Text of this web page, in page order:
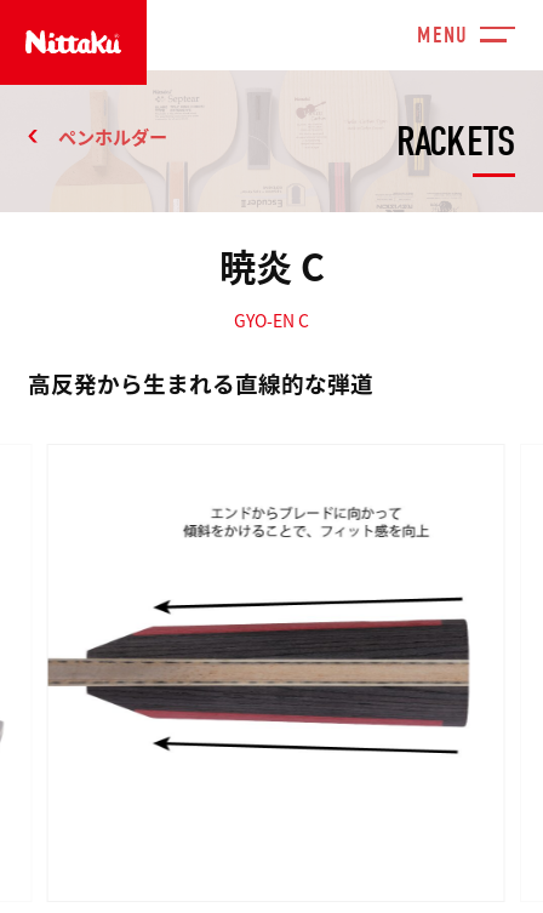
RACKETS
ペンホルダー
暁炎 C
GYO-EN C
高反発から生まれる直線的な弾道